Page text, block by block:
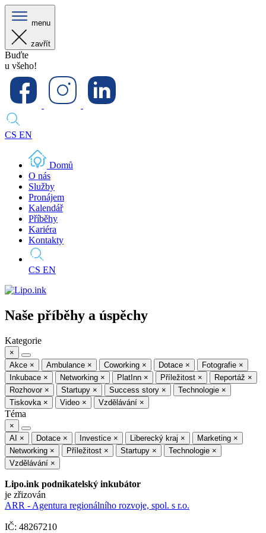
menu
zavřít
Buďte
u všeho!
CS EN
Domů
O nás
Služby
Pronájem
Kalendář
Příběhy
Kariéra
Kontakty
CS EN
Naše příběhy a úspěchy
Kategorie
×
Akce × Ambulance × Coworking × Dotace × Fotografie ×
Inkubace × Networking × PlatInn × Příležitost × Reportáž ×
Rozhovor × Startupy × Success story × Technologie ×
Tiskovka × Video × Vzdělávání ×
Téma
×
AI × Dotace × Investice × Liberecký kraj × Marketing ×
Networking × Příležitost × Startupy × Technologie ×
Vzdělávání ×
Lipo.ink podnikatelský inkubátor
je zřizován
ARR - Agentura regionálního rozvoje, spol. s r.o.
IČ: 48267210